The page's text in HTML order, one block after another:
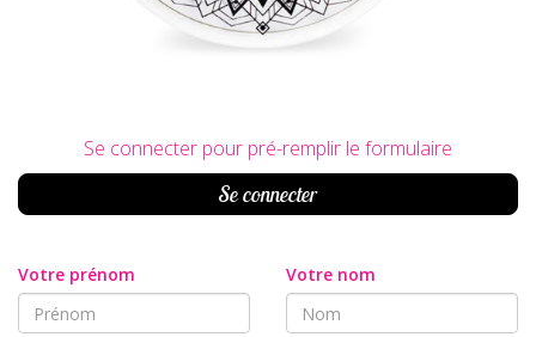
Se connecter pour pré-remplir le formulaire
Se connecter
Votre prénom Votre nom